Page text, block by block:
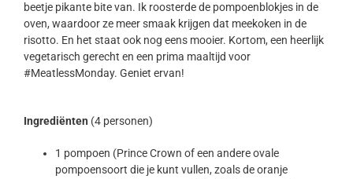
beetje pikante bite van. Ik roosterde de pompoenblokjes in de
oven, waardoor ze meer smaak krijgen dat meekoken in de
risotto. En het staat ook nog eens mooier. Kortom, een heerlijk
vegetarisch gerecht en een prima maaltijd voor
#MeatlessMonday. Geniet ervan!
Ingrediënten (4 personen)
1 pompoen (Prince Crown of een andere ovale
pompoensoort die je kunt vullen, zoals de oranje